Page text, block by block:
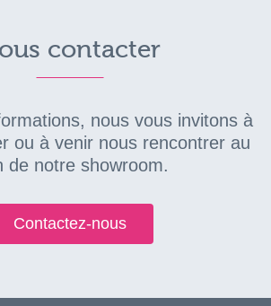
contacter
nous vous invitons à
ou à venir nous rencontrer au
de notre showroom.
Contactez-nous